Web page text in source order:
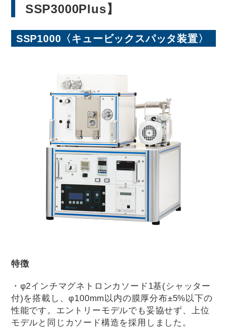
SSP3000Plus】
SSP1000 〈キュービックスパッタ装置〉
特徴
・φ2インチマグネトロンカソード1基(シャッター
付)を搭載し、φ100mm以内の膜厚分布±5%以下の
性能です。エントリーモデルでも妥協せず、上位
モデルと同じカソード構造を採用しました。